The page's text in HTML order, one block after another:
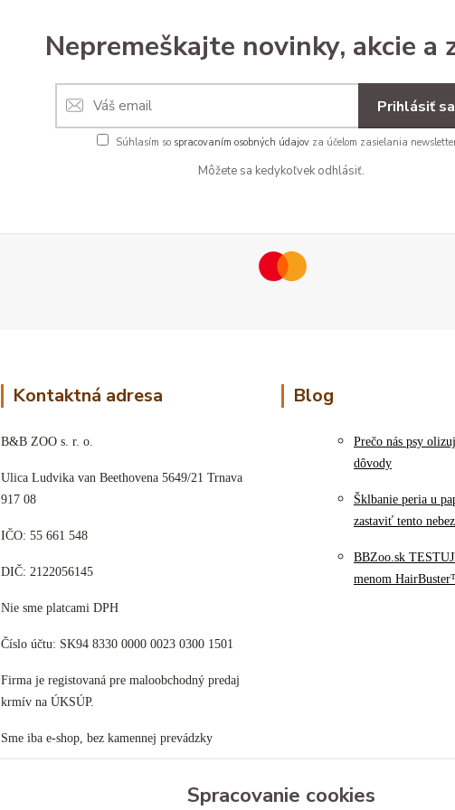
Nepremeškajte novinky, akcie a
Prihlásiť sa
Súhlasím so spracovaním osobných údajov za účelom zasielania
Môžete sa kedykoľvek odhlásiť.
Kontaktná adresa
B&B ZOO s. r. o.
Ulica Ludvika van Beethovena 5649/21 Trnava
917 08
IČO: 55 661 548
DIČ: 2122056145
Nie sme platcami DPH
Číslo účtu: SK94 8330 0000 0023 0300 1501
Firma je registovaná pre maloobchodný predaj
krmív na ÚKSÚP.
Sme iba e-shop, bez kamennej prevádzky
Blog
Prečo nás psy
dôvody
Šklbanie peria u
zastaviť tento
BBZoo.sk
menom
Spracovanie cookies